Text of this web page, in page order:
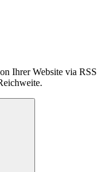
Ihrer Website via RSS